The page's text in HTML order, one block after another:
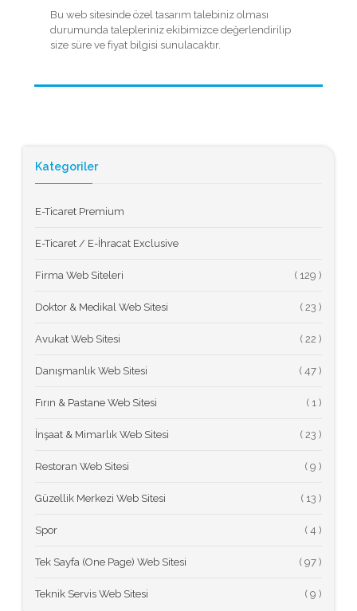
Bu web sitesinde özel tasarım talebiniz olması
durumunda talepleriniz ekibimizce değerlendirilip
size süre ve fiyat bilgisi sunulacaktır.
Kategoriler
E-Ticaret Premium
E-Ticaret / E-İhracat Exclusive
Firma Web Siteleri (
Doktor & Medikal Web Sitesi (
Avukat Web Sitesi (
Danışmanlık Web Sitesi (
Fırın & Pastane Web Sitesi (
İnşaat & Mimarlık Web Sitesi (
Restoran Web Sitesi (
Güzellik Merkezi Web Sitesi (
Spor (
Tek Sayfa (One Page) Web Sitesi (
Teknik Servis Web Sitesi (